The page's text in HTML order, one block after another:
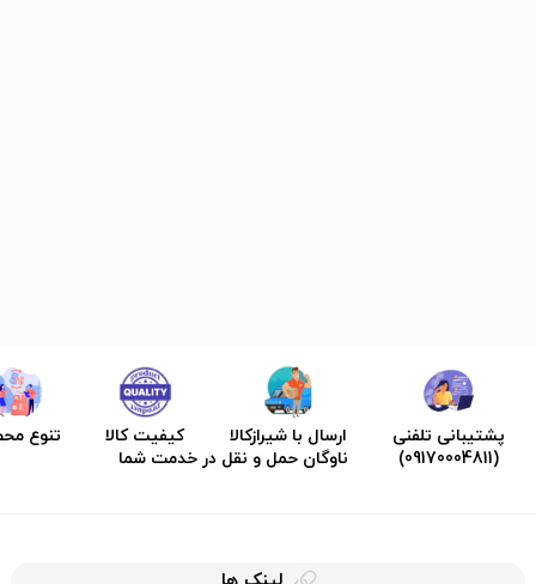
پشتیبانی تلفنی
(09170004811)
ارسال با شیرازکالا
ناوگان حمل و نقل در خدمت شما
کیفیت کالا تنوع